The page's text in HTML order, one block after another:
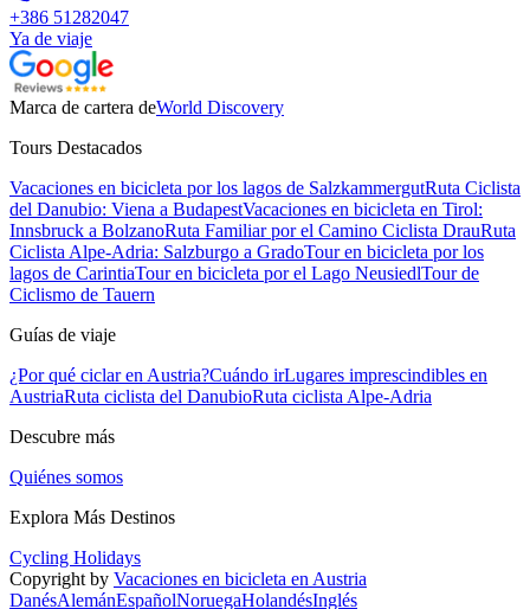
+386 51282047
Ya de viaje
Marca de cartera deWorld Discovery
Tours Destacados
Vacaciones en bicicleta por los lagos de SalzkammergutRuta Ciclista
del Danubio: Viena a BudapestVacaciones en bicicleta en Tirol:
Innsbruck a BolzanoRuta Familiar por el Camino Ciclista DrauRuta
Ciclista Alpe-Adria: Salzburgo a GradoTour en bicicleta por los
lagos de CarintiaTour en bicicleta por el Lago NeusiedlTour de
Ciclismo de Tauern
Guías de viaje
¿Por qué ciclar en Austria?Cuándo irLugares imprescindibles en
AustriaRuta ciclista del DanubioRuta ciclista Alpe-Adria
Descubre más
Quiénes somos
Explora Más Destinos
Cycling Holidays
Copyright by Vacaciones en bicicleta en Austria
DanésAlemánEspañolNoruegaHolandésInglés